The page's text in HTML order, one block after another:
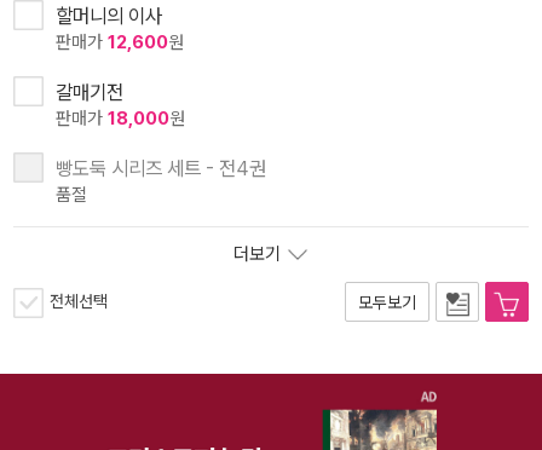
할머니의 이사
판매가 12,600원
갈매기전
판매가 18,000원
빵도둑 시리즈 세트 - 전4권
품절
더보기
전체선택 모두보기